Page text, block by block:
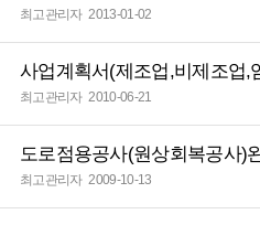
최고관리자 2013-01-02
사업계획서(제조업,비제조업,
최고관리자 2010-06-21
도로점용공사(원상회복공사)
최고관리자 2009-10-13